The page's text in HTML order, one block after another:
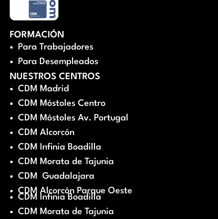
FORMACIÓN
Para Trabajadores
Para Desempleados
NUESTROS CENTROS
CDM Madrid
CDM Móstoles Centro
CDM Móstoles Av. Portugal
CDM Alcorcón
CDM Infinia Boadilla
CDM Morata de Tajunia
CDM Guadalajara
CDM Alcorcón Parque Oeste
CDM Infinia Boadilla
CDM Morata de Tajunia